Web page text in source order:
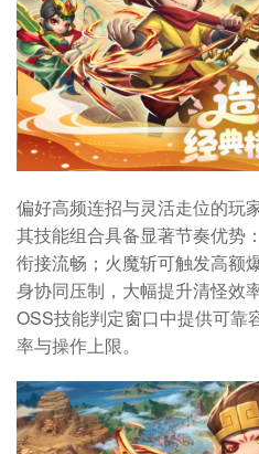
偏好高频连招与灵活走位的玩
其技能组合具备显著节奏优势
衔接流畅；火魔斩可触发高额
身协同压制，大幅提升清怪效
OSS技能判定窗口中提供可靠
率与操作上限。